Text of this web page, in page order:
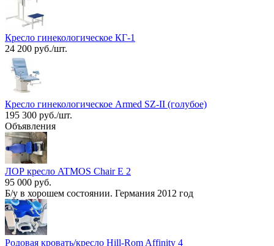
Кресло гинекологическое КГ-1
24 200 руб./шт.
Кресло гинекологическое Armed SZ-II (голубое)
195 300 руб./шт.
Объявления
ЛОР кресло ATMOS Chair E 2
95 000 руб.
Б/у в хорошем состоянии. Германия 2012 год
Родовая кровать/кресло Hill-Rom Affinity 4